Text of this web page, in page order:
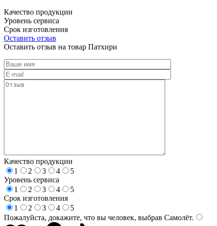
Качество продукции
Уровень сервиса
Срок изготовления
Оставить отзыв
Оставить отзыв на товар Патхири
Качество продукции
1
2 3 4
5
Уровень сервиса
1
2 3 4
5
Срок изготовления
1
2 3 4
5
Пожалуйста, докажите, что вы человек, выбрав Самолёт.